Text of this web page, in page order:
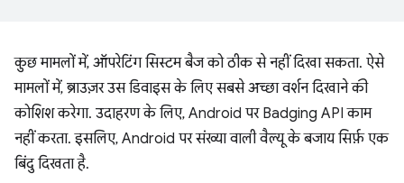
कुछ मामलों में, ऑपरेटिंग सिस्टम बैज को ठीक से नहीं दिखा सकता. ऐसे
मामलों में, ब्राउज़र उस डिवाइस के लिए सबसे अच्छा वर्शन दिखाने की
कोशिश करेगा. उदाहरण के लिए, Android पर Badging API काम
नहीं करता. इसलिए, Android पर संख्या वाली वैल्यू के बजाय सिर्फ़ एक
बिंदु दिखता है.